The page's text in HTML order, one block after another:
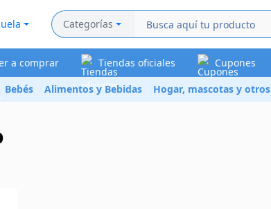
Categorías
a comprar Tiendas oficiales Cupones
Bebés Alimentos y Bebidas Hogar, mascotas y otros